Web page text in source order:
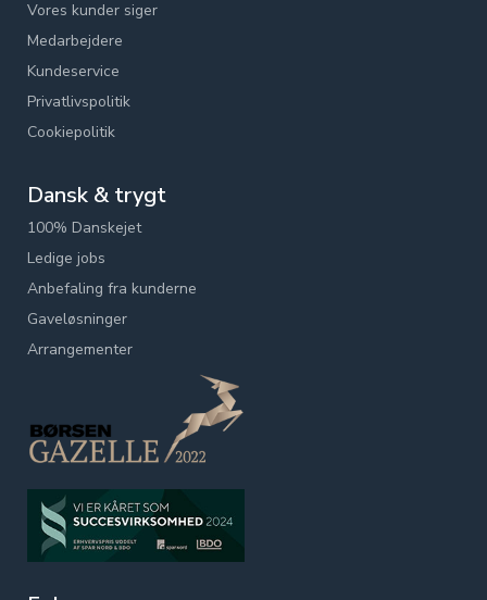
Vores kunder siger
Medarbejdere
Kundeservice
Privatlivspolitik
Cookiepolitik
Dansk & trygt
100% Danskejet
Ledige jobs
Anbefaling fra kunderne
Gaveløsninger
Arrangementer